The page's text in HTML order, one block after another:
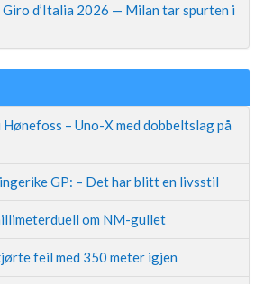
d’Italia 2026 — Milan tar spurten i
– Uno-X med dobbeltslag på
GP: – Det har blitt en livsstil
om NM-gullet
feil med 350 meter igjen